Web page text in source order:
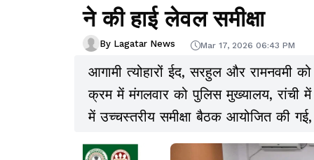
ने की हाई लेवल समीक्षा
By Lagatar News Mar 17, 2026 06:43 PM
आगामी त्योहारों ईद, सरहुल और रामनवमी
क्रम में मंगलवार को पुलिस मुख्यालय, रांची
में उच्चस्तरीय समीक्षा बैठक आयोजित की
विस्तृत चर्चा की गई.